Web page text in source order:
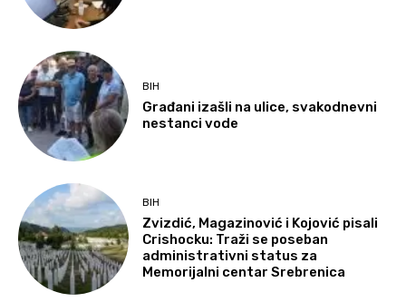
BIH
Građani izašli na ulice, svakodnevni
nestanci vode
BIH
Zvizdić, Magazinović i Kojović pisali
Crishocku: Traži se poseban
administrativni status za
Memorijalni centar Srebrenica